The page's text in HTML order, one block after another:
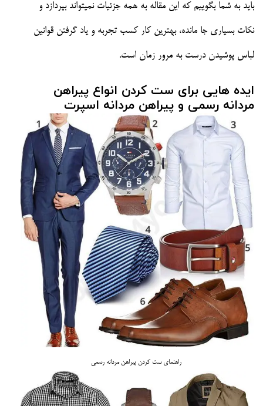
باید به شما بگوییم که این مقاله به همه جزئیات نمیتواند بپردازد و
نکات بسیاری جا مانده، بهترین کار کسب تجربه و یاد گرفتن قوانین
لباس پوشیدن درست به مرور زمان است.
ایده هایی برای ست کردن انواع پیراهن
مردانه رسمی و پیراهن مردانه اسپرت
راهنمای ست کردن پیراهن مردانه رسمی